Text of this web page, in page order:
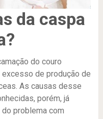
da caspa
do couro
de produção de
As causas desse
porém, já
problema com